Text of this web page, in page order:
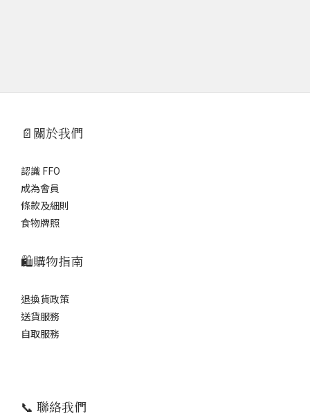
📄關於我們
認識 FFO
成為會員
條款及細則
食物牌照
🛍️購物指南
退換貨政策
送貨服務
自取服務
📞 聯絡我們